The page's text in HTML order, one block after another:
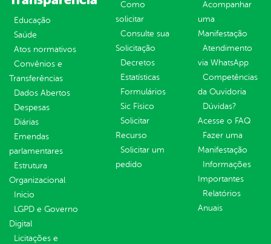
Educação
Saúde
Atos normativos
Convênios e
Transferências
Dados Abertos
Despesas
Diárias
Emendas
parlamentares
Estrutura
Organizacional
Inicio
LGPD e Governo
Digital
Licitações e
Como
solicitar
Consulte sua
Solicitação
Decretos
Estatísticas
Formulários
Sic Físico
Solicitar
Recurso
Solicitar um
pedido
Acompanhar
uma
Manifestação
Atendimento
via WhatsApp
Competências
da Ouvidoria
Dúvidas?
Acesse o FAQ
Fazer uma
Manifestação
Informações
Importantes
Relatórios
Anuais